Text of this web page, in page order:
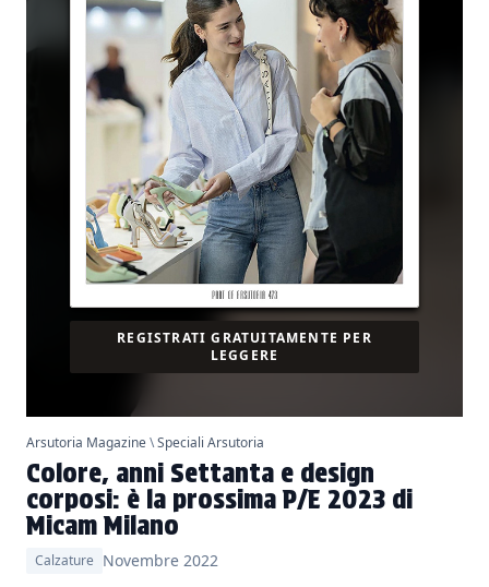
REGISTRATI GRATUITAMENTE PER
LEGGERE
Arsutoria Magazine\Speciali Arsutoria
Colore, anni Settanta e design
corposi: è la prossima P/E 2023 di
Micam Milano
Calzature Novembre 2022